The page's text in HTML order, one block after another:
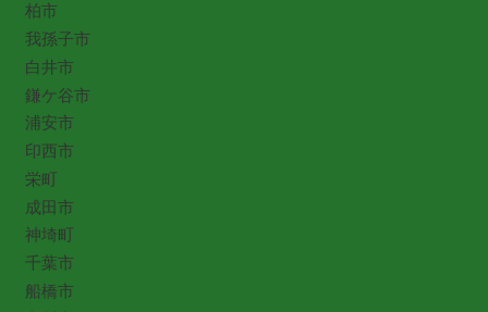
柏市
我孫子市
白井市
鎌ケ谷市
浦安市
印西市
栄町
成田市
神埼町
千葉市
船橋市